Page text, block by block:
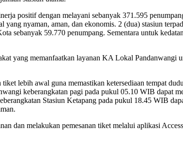
positif dengan melayani sebanyak 371.595
nyaman, aman, dan ekonomis. 2 (dua) stasiun
sebanyak 59.770 penumpang. Sementara untuk
yang memanfaatkan layanan KA Lokal Pandanwangi
lebih awal guna memastikan ketersediaan tempat
keberangkatan pagi pada pukul 05.10 WIB dapat
Stasiun Ketapang pada pukul 18.45 WIB
dan melakukan pemesanan tiket melalui aplikasi